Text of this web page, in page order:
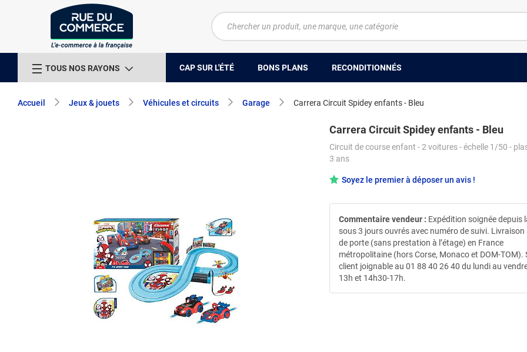
TOUS NOS RAYONS CAP SUR L'ÉTÉ BONS PLANS RECONDITIONNÉS
Accueil Jeux & jouets Véhicules et circuits Garage Carrera Circuit Spidey enfants - Bleu
Carrera Circuit Spidey enfants - Bleu
Circuit de course enfant - 2 voitures - échelle 1/50 -
3 ans
Soyez le premier à déposer un avis !
Commentaire vendeur : Expédition soignée depuis
sous 3 jours ouvrés avec numéro de suivi. Livraison
de porte (sans prestation à l’étage) en France
métropolitaine (hors Corse, Monaco et DOM-TOM).
client joignable au 01 88 40 26 40 du lundi au
13h et 14h30-17h.